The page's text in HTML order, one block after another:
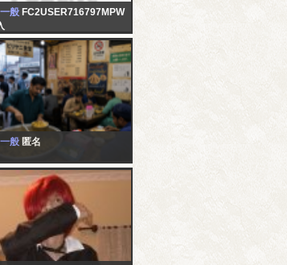
一般 FC2USER716797MPW
一般 匿名